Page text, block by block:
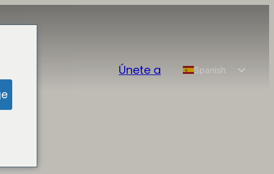
Únete a
Spanish